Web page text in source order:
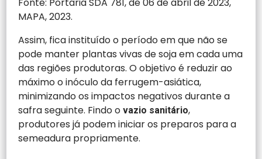
MAPA, 2023.
Assim, fica instituído o período em que não se
pode manter plantas vivas de soja em cada uma
das regiões produtoras. O objetivo é reduzir ao
máximo o inóculo da ferrugem-asiática,
minimizando os impactos negativos durante a
safra seguinte. Findo ovazio sanitário,
produtores já podem iniciar os preparos para a
semeadura propriamente.